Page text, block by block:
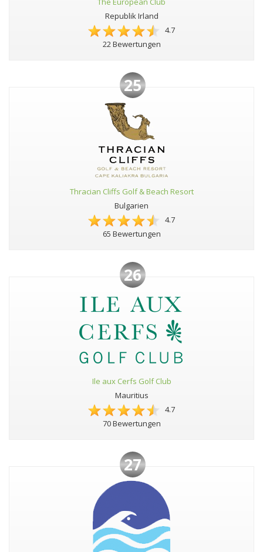
Republik Irland
4.7
22 Bewertungen
25
Thracian Cliffs Golf & Beach Resort
Bulgarien
4.7
65 Bewertungen
26
Ile aux Cerfs Golf Club
Mauritius
4.7
70 Bewertungen
27